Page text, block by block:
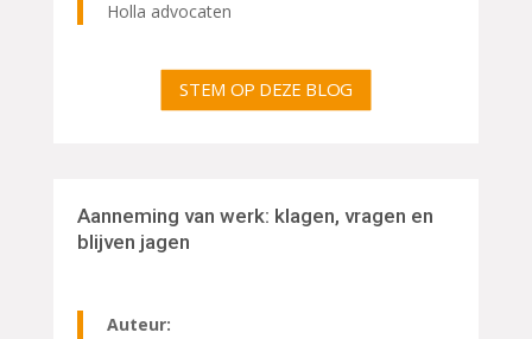
Holla advocaten
STEM OP DEZE BLOG
Aanneming van werk: klagen, vragen en
blijven jagen
Auteur: